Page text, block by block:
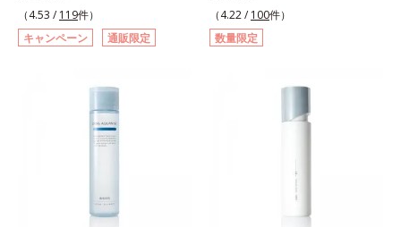
式のふき取り化粧水です。ポンプ式
だから簡単。片手でぷしゅっと押す
だけでコットンに含ませられます。
来AHA(*2)が古い角質をやわらかく
イックフィット成分(*3)がほぐれた
角層の汚れを素早くなじませ、コッ
C(*5)や高浸透セラミド(*6)配合で肌
の水分量アップ。洗顔後の肌に使う
（4.53 / 119件）
キャンペーン
通販限定
ずれを防ぎ、化粧持ちをアップさせ
るミストタイプの化粧水です。くず
れ防止成分(*1)を含む層と美容成分
振って混ぜると、美容成分がくずれ
ピタッと密着。くずれ防止成分が
でメイクをくずさずガードします。
さらに保湿成分配合でうるおい感が
続き、エアコンなどによる乾燥も防
（4.22 / 100件）
数量限定